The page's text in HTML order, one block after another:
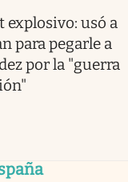
explosivo: usó a
para pegarle a
por la "guerra